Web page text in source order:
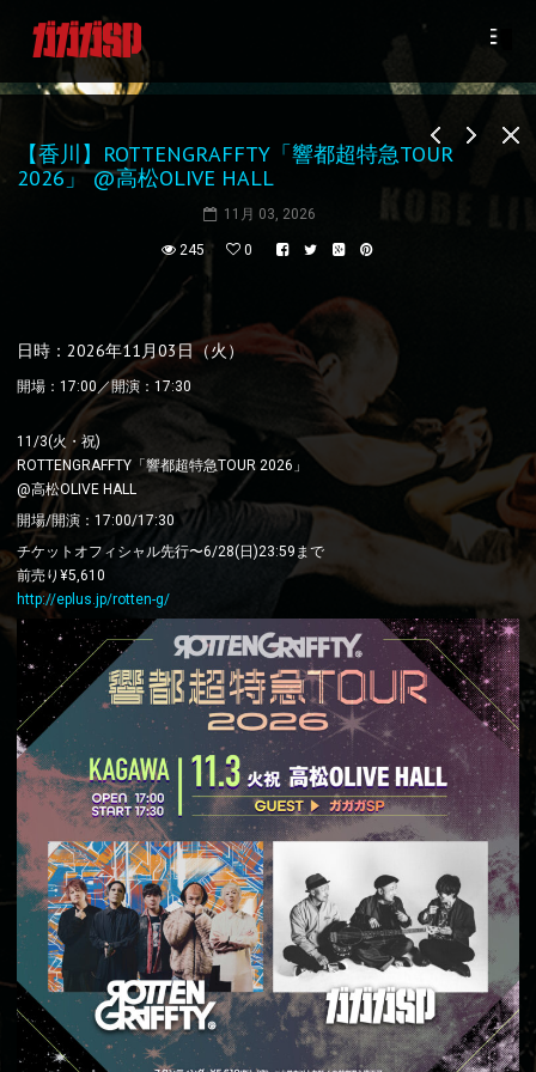
【香川】ROTTENGRAFFTY「響都超特急TOUR
2026」 @高松OLIVE HALL
11月 03, 2026
245 0
日時：2026年11月03日（火）
開場：17:00／開演：17:30
11/3(火・祝)
ROTTENGRAFFTY「響都超特急TOUR 2026」
@高松OLIVE HALL
開場/開演：17:00/17:30
チケットオフィシャル先行〜6/28(日)23:59まで
前売り¥5,610
http://eplus.jp/rotten-g/